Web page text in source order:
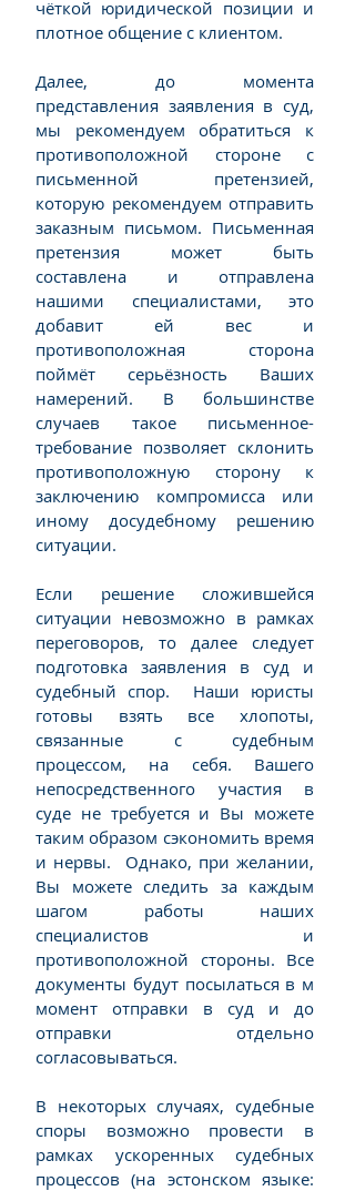
чёткой юридической позиции и
плотное общение c клиентом.
Далее, до момента
представления заявления в суд,
мы рекомендуем обратиться к
противоположной стороне с
письменной претензией,
которую рекомендуем отправить
заказным письмом. Письменная
претензия может быть
составлена и отправлена
нашими специалистами, это
добавит ей вес и
противоположная сторона
поймёт серьёзность Ваших
намерений. В большинстве
случаев такое письменное-
требование позволяет склонить
противоположную сторону к
заключению компромисса или
иному досудебному решению
ситуации.
Если решение сложившейся
ситуации невозможно в рамках
переговоров, то далее следует
подготовка заявления в суд и
судебный спор. Наши юристы
готовы взять все хлопоты,
связанные с судебным
процессом, на себя. Вашего
непосредственного участия в
суде не требуется и Вы можете
таким образом сэкономить время
и нервы. Однако, при желании,
Вы можете следить за каждым
шагом работы наших
специалистов и
противоположной стороны. Все
документы будут посылаться в м
момент отправки в суд и до
отправки отдельно
согласовываться.
В некоторых случаях, судебные
споры возможно провести в
рамках ускоренных судебных
процессов (на эстонском языке: